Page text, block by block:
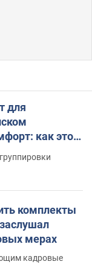
для
как это
комплекты
мерах
кадровые